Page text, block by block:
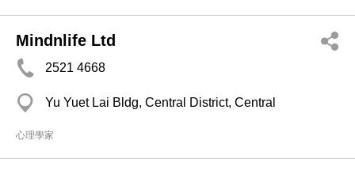
Mindnlife Ltd
2521 4668
Yu Yuet Lai Bldg, Central District, Central
心理學家